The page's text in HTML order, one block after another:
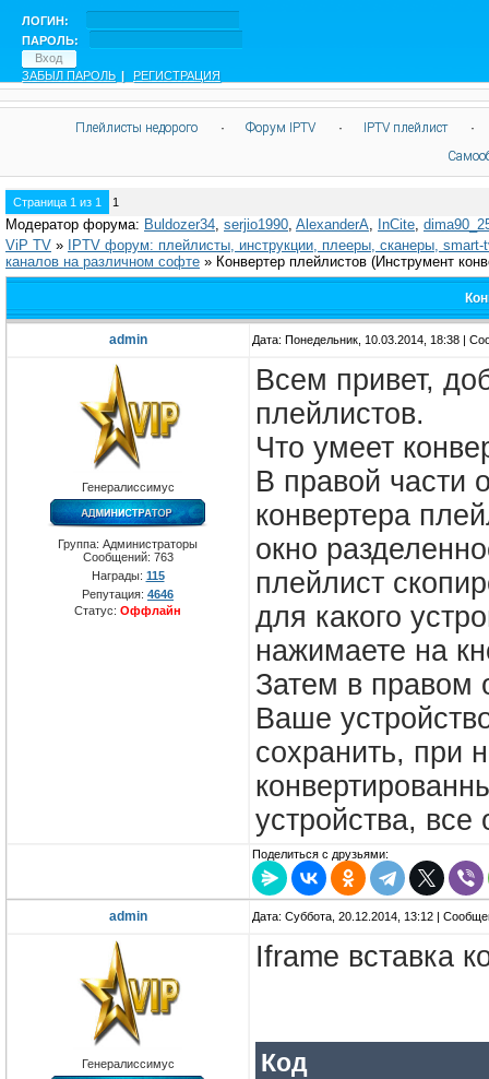
ЛОГИН:
ПАРОЛЬ:
ЗАБЫЛ ПАРОЛЬ | РЕГИСТРАЦИЯ
Плейлисты недорого · Форум IPTV · IPTV плейлист
·
Страница 1 из 1 1
Модератор форума: Buldozer34, serjio1990, AlexanderA, InCite,
ViP TV »
IPTV форум: плейлисты, инструкции, плееры, сканеры, smart-
каналов на различном софте » Конвертер плейлистов (Инструмент
admin Дата: Понедельник, 10.03.2014, 18:38 |
Генералиссимус
Группа: Администраторы
Сообщений: 763
Награды: 115
Репутация: 4646
Статус: Оффлайн
Всем привет,
плейлистов.
Что умеет
В правой части
конвертера
окно
плейлист
для какого
нажимаете на
Затем в правом
Ваше
сохранить, при
устройства, все
Поделиться с друзьями:
admin Дата: Суббота, 20.12.2014, 13:12 |
Генералиссимус
Iframe вставка
Код